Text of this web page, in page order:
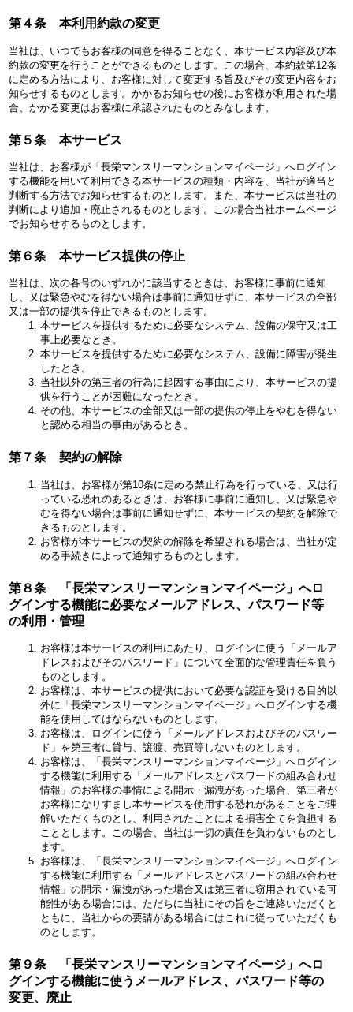
第４条 本利用約款の変更
当社は、いつでもお客様の同意を得ることなく、本サービス内容及び本
約款の変更を行うことができるものとします。この場合、本約款第12条
に定める方法により、お客様に対して変更する旨及びその変更内容をお
知らせするものとします。かかるお知らせの後にお客様が利用された場
合、かかる変更はお客様に承認されたものとみなします。
第５条 本サービス
当社は、お客様が「長栄マンスリーマンションマイページ」へログイン
する機能を用いて利用できる本サービスの種類・内容を、当社が適当と
判断する方法でお知らせするものとします。また、本サービスは当社の
判断により追加・廃止されるものとします。この場合当社ホームページ
でお知らせするものとします。
第６条 本サービス提供の停止
当社は、次の各号のいずれかに該当するときは、お客様に事前に通知
し、又は緊急やむを得ない場合は事前に通知せずに、本サービスの全部
又は一部の提供を停止できるものとします。
本サービスを提供するために必要なシステム、設備の保守又は工
事上必要なとき。
本サービスを提供するために必要なシステム、設備に障害が発生
したとき。
当社以外の第三者の行為に起因する事由により、本サービスの提
供を行うことが困難になったとき。
その他、本サービスの全部又は一部の提供の停止をやむを得ない
と認める相当の事由があるとき。
第７条 契約の解除
当社は、お客様が第10条に定める禁止行為を行っている、又は行
っている恐れのあるときは、お客様に事前に通知し、又は緊急や
むを得ない場合は事前に通知せずに、本サービスの契約を解除で
きるものとします。
お客様が本サービスの契約の解除を希望される場合は、当社が定
める手続きによって通知するものとします。
第８条 「長栄マンスリーマンションマイページ」へロ
グインする機能に必要なメールアドレス、パスワード等
の利用・管理
お客様は本サービスの利用にあたり、ログインに使う「メールア
ドレスおよびそのパスワード」について全面的な管理責任を負う
ものとします。
お客様は、本サービスの提供において必要な認証を受ける目的以
外に「長栄マンスリーマンションマイページ」へログインする機
能を使用してはならないものとします。
お客様は、ログインに使う「メールアドレスおよびそのパスワー
ド」を第三者に貸与、譲渡、売買等しないものとします。
お客様は、「長栄マンスリーマンションマイページ」へログイン
する機能に利用する「メールアドレスとパスワードの組み合わせ
情報」のお客様の事情による開示・漏洩があった場合、第三者が
お客様になりすまし本サービスを使用する恐れがあることをご理
解いただくものとし、利用されたことによる損害全てを負担する
こととします。この場合、当社は一切の責任を負わないものとし
ます。
お客様は、「長栄マンスリーマンションマイページ」へログイン
する機能に利用する「メールアドレスとパスワードの組み合わせ
情報」の開示・漏洩があった場合又は第三者に窃用されている可
能性がある場合には、ただちに当社にその旨をご連絡いただくと
ともに、当社からの要請がある場合にはこれに従っていただくも
のとします。
第９条 「長栄マンスリーマンションマイページ」へロ
グインする機能に使うメールアドレス、パスワード等の
変更、廃止